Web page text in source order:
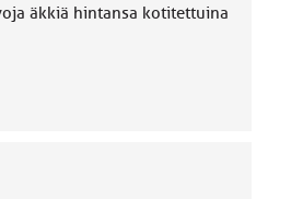
äkkiä hintansa kotitettuina